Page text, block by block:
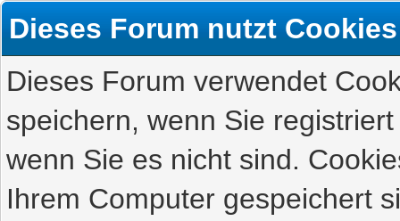
Dieses Forum nutzt Cookies
Dieses Forum verwendet
speichern, wenn Sie
wenn Sie es nicht sind.
Ihrem Computer gespeichert